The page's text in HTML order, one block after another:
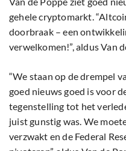
gehele cryptomarkt.
doorbraak – een
verwelkomen!”, aldus Van
“We staan op de drempel
goed nieuws goed is voor
tegenstelling tot het
juist gunstig was. We
verzwakt en de Federal